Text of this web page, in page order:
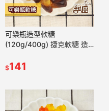
可樂瓶造型軟糖
(120g/400g) 捷克軟糖 造
禮物 軟糖 水果軟糖 【甜
$141